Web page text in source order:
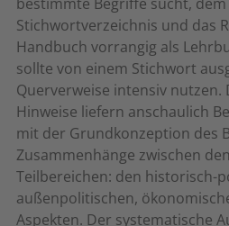
Stichwortverzeichnis und das
Handbuch vorrangig als
sollte von einem Stichwort
Querverweise intensiv nutzen.
Hinweise liefern anschaulich
mit der Grundkonzeption des
Zusammenhänge zwischen
Teilbereichen: den historisch-
außenpolitischen,
Aspekten. Der systematische